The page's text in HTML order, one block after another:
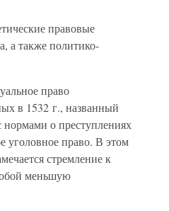
правовые
а также политико-
право
в 1532 г., названный
нормами о преступлениях
уголовное право. В этом
стремление к
меньшую